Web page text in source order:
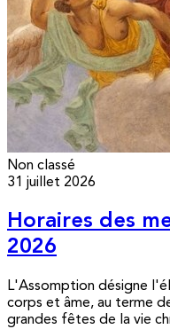
Non classé
31 juillet 2026
Horaires des
2026
L'Assomption désigne
corps et âme, au terme
grandes fêtes de la vie